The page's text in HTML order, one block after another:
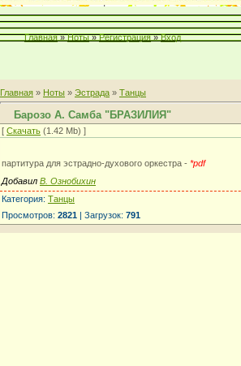
Главная » Ноты » Регистрация » Вход
Главная » Ноты » Эстрада » Танцы
Барозо А. Самба "БРАЗИЛИЯ"
[ Скачать (1.42 Mb) ]
партитура для эстрадно-духового оркестра - *pdf
Добавил В. Ознобихин
Категория: Танцы
Просмотров: 2821 | Загрузок: 791